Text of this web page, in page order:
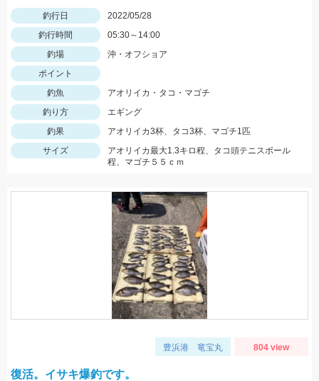
釣行日
2022/05/28
釣行時間
05:30～14:00
釣場
沖・オフショア
ポイント
釣魚
アオリイカ・タコ・マゴチ
釣り方
エギング
釣果
アオリイカ3杯、タコ3杯、マゴチ1匹
サイズ
アオリイカ最大1.3キロ程、タコ頭テニスボール
程、マゴチ５５ｃｍ
豊浜港 竜宝丸 804 view
復活。イサキ爆釣です。